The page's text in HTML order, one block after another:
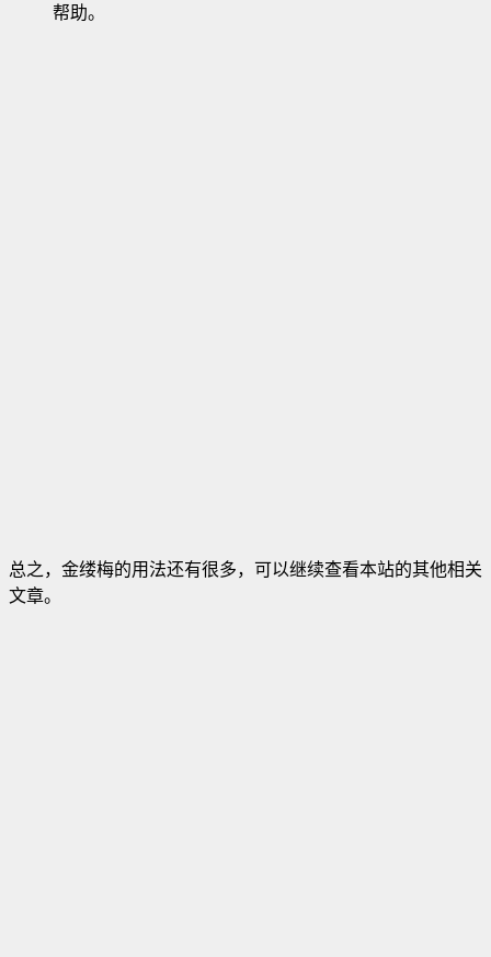
帮助。
总之，金缕梅的用法还有很多，可以继续查看本站的其他相关
文章。